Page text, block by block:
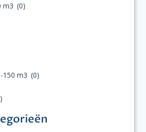
m3 (0)
150 m3 (0)